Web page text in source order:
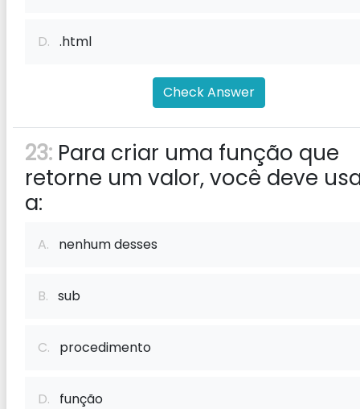
D. .html
Check Answer
23: Para criar uma função que
retorne um valor, você deve
a:
A. nenhum desses
B. sub
C. procedimento
D. função